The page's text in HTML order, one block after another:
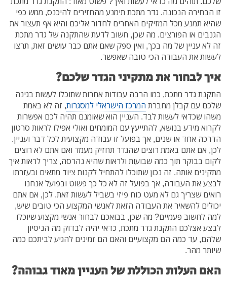
זו הבחירה הנכונה. גדר מתכת תימנע מהחזירים להיכנס, ממש כפי
שהיא תמנע מכל המזיקים האחרים לחדור אליכם והיא אף תעצור את
הגנבים או הפורצים. מה שכן, חשוב לדעת שהתקנה של גדר מתכת
זה לא עניין של מה בכך, ואין ספק שאם אתם כבר עושים זאת, תרצו
לעשות את העבודה הכי טובה שאפשר.
איך לבחור את מתקיני הגדר שלכם?
התקנת גדר מתכת, כמו הרבה עבודות אחרות שתוכלו לעשות בגינה
שלכם עם קבלן מחברת המרכז הישראלי למסגרות, זה לא באמת
משהו שכדאי לעשות לבד. העניין הוא שאומנם תהיה לכם אפשרות
לקרוא מידע בנושא, להתייעץ עם המומחים ואולי אפילו לראות סרטון
הדרכה אחד או שנים, אך בפועל זו עבודה מקצועית לכל דבר ועניין.
לכן, אם אתם באמת רוצים שהגדר תחזיק מעמד ואם אתם לא רוצים
לקום בבוקר תוך כמה שבועות ולראות שהיא נהרסה, צריך לראות איך
מתקינים אותה. זה נכון שתוכלו להתחיל לקנות ציוד מתאים ובעזרתו
לבצע את העבודה, אך בפועל זה לא כל כך פשוט ובפועל אנחנו
רואים שצריך גם לא מעט כוח פיזי בשביל לעשות זאת. לכן, אם אתם
יכולים להשאיר את העבודה הזאת לאנשי המקצוע הכי טובים שיש,
למה לחשוב פעמיים? מה שכן, בבואכם לבחור אנשי מקצוע שיוכלו
לבצע אצלכם התקנת גדר מתכת, כדאי יהיה לבדוק מה הניסיון
שלהם, עד כמה הם מקצועיים והאם הם זמינים להגיע לביתכם כמה
שיותר מהר.
האם העלות הכוללת של העניין מאוד גבוהה?